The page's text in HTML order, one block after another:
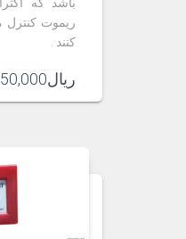
ریموت کنترل
کنند .
ریال